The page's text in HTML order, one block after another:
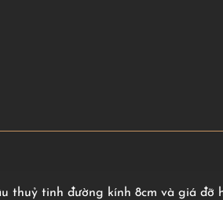
tinh đường kính 8cm và giá đỡ